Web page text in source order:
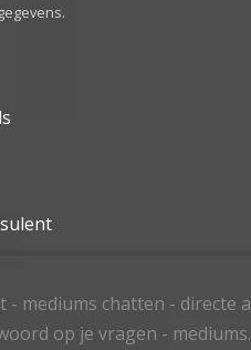
- mediums chatten - directe
op je vragen -